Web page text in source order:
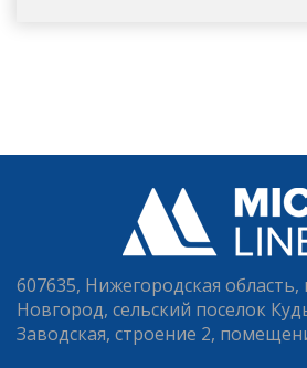
607635, Нижегородская
Новгород, сельский поселок
Заводская, строение 2,